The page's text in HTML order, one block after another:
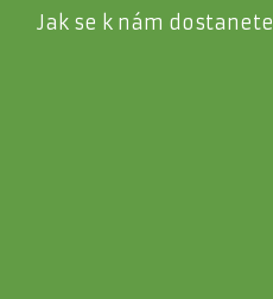
Jak se k nám dostanete